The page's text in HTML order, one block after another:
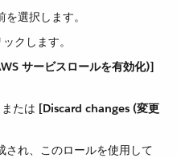
選択します。
クします。
サービスロールを有効化)]
​ または ​ [Discard changes (変更
され、このロールを使用して